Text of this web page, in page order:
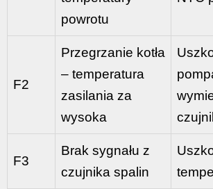
powrotu
F2
Przegrzanie kotła
– temperatura
zasilania za
wysoka
F3
Brak sygnału z
czujnika spalin